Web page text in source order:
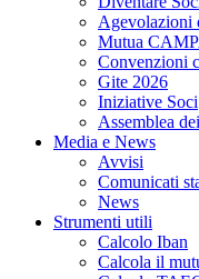
Agevolazioni
Mutua
Convenzioni
Gite 2026
Iniziative Soci
Assemblea
Media e News
Avvisi
Comunicati
News
Strumenti utili
Calcolo Iban
Calcola il